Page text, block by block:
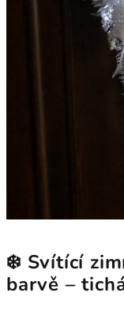
❄️ Svítící
barvě –